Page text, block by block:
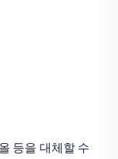
등을 대체할 수